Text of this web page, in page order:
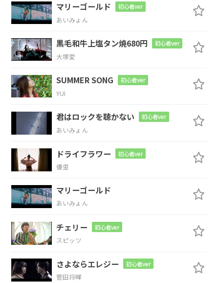
テレテ レパ シー
Cmaj7 D Bm Em
Cmaj7
Cmaj7 D
Cmaj7
前
D
髪ちょっ
Bm
Cmaj7 D Bm
マリーゴールド 初心者ver
あいみょん
黒毛和牛上塩タン焼680円 初心者ver
大塚愛
SUMMER SONG 初心者ver
YUI
君はロックを聴かない 初心者ver
あいみょん
ドライフラワー 初心者ver
優里
マリーゴールド
あいみょん
チェリー 初心者ver
スピッツ
さよならエレジー 初心者ver
菅田将暉